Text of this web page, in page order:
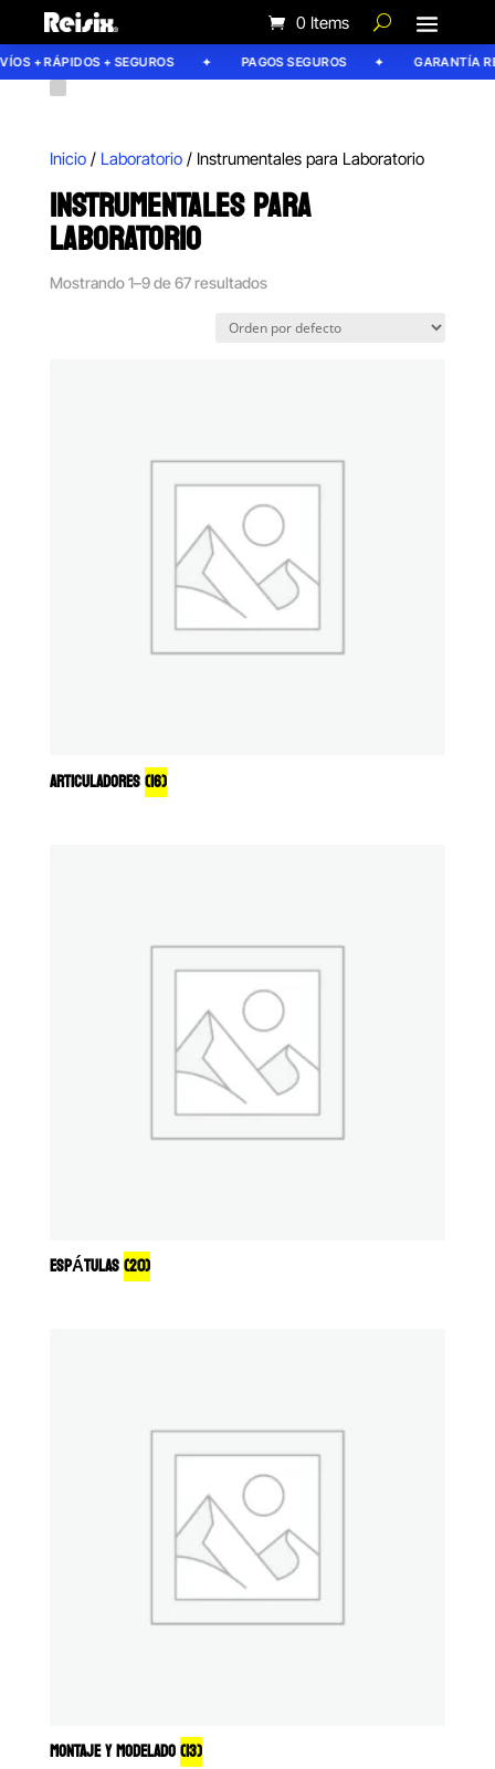
0 Items
+ RÁPIDOS + SEGUROS PAGOS SEGUROS GARANTÍA
Inicio/ Laboratorio/ Instrumentales para Laboratorio
INSTRUMENTALES PARA
LABORATORIO
Mostrando 1–9 de 67 resultados
ARTICULADORES(16)
ESPÁTULAS(20)
MONTAJE Y MODELADO(13)